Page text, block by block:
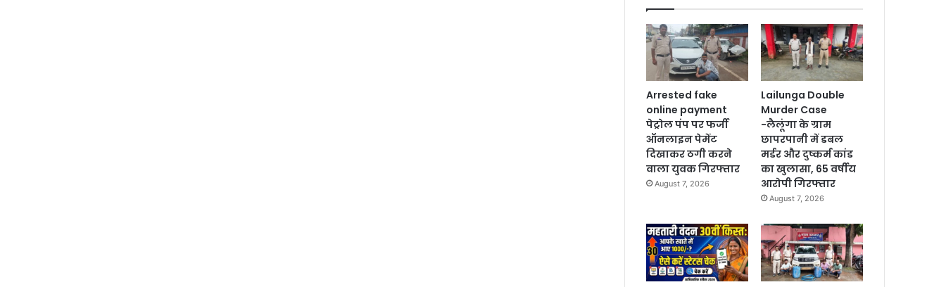
Arrested fake
online payment
पेट्रोल पंप पर फर्जी
ऑनलाइन पेमेंट
दिखाकर ठगी करने
वाला युवक गिरफ्तार
August 7, 2026
Lailunga Double
Murder Case
-लैलूंगा के ग्राम
छापरपानी में डबल
मर्डर और दुष्कर्म कांड
का खुलासा, 65 वर्षीय
आरोपी गिरफ्तार
August 7, 2026